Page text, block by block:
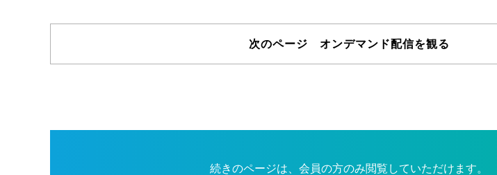
次のページ オンデマンド配信を観る
続きのページは、会員の方のみ閲覧していただけます。